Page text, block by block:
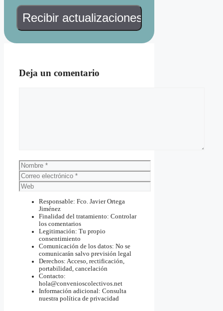
Deja un comentario
Nombre
Correo
electrónico
Web
Responsable: Fco. Javier Ortega
Jiménez
Finalidad del tratamiento: Controlar
los comentarios
Legitimación: Tu propio
consentimiento
Comunicación de los datos: No se
comunicarán salvo previsión legal
Derechos: Acceso, rectificación,
portabilidad, cancelación
Contacto:
hola@convenioscolectivos.net
Información adicional: Consulta
nuestra política de privacidad